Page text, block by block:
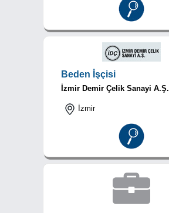
Beden İşçisi
İzmir Demir Çelik Sanayi A.Ş.
İzmir